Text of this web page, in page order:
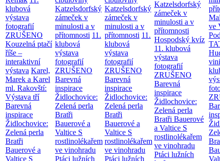
klubová
výstava
fotografií
ZRUŠENO
Kouzelná ptačí
říše –
interaktivní
výstava Karel,
Marek a Karel
ml. Rakovští:
Výstava tří
Barevná
inspirace
Židlochovice:
Zelená perla
Bratři
Bauerové a
Valtice S
Katzelsdorfský
zámeček v
minulosti a v
přítomnosti 11.
klubová
výstava
fotografií
ZRUŠENO
Barevná
inspirace
Židlochovice:
Zelená perla
Bratři
Bauerové a
Valtice S
rostlinolékařem
ve vinohradu
Ptáci lužních
Katzelsdorfský
zámeček v
minulosti a v
přítomnosti 11.
klubová
výstava
fotografií
ZRUŠENO
Barevná
inspirace
Židlochovice:
Zelená perla
Bratři
Bauerové a
Valtice S
rostlinolékařem
ve vinohradu
Ptáci lužních
Katzelsdorfský
zámeček v
minulosti a v
přítomnosti
Hospodský kvíz
11. klubová
výstava
fotografií
ZRUŠENO
Barevná
inspirace
Židlochovice:
Zelená perla
Bratři Bauerové
a Valtice S
rostlinolékařem
ve vinohradu
Ptáci lužních
ve